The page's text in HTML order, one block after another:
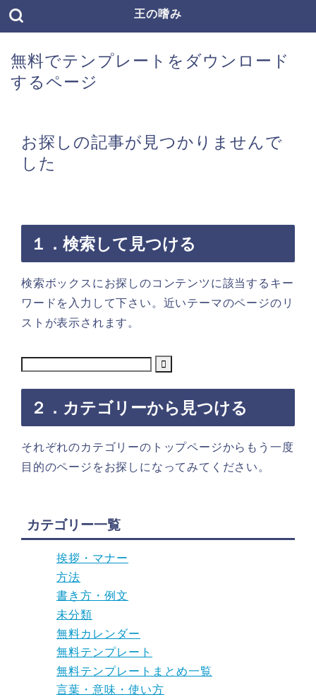
王の嗜み
無料でテンプレートをダウンロード
するページ
お探しの記事が見つかりませんで
した
１．検索して見つける
検索ボックスにお探しのコンテンツに該当するキー
ワードを入力して下さい。近いテーマのページのリ
ストが表示されます。
２．カテゴリーから見つける
それぞれのカテゴリーのトップページからもう一度
目的のページをお探しになってみてください。
カテゴリー一覧
挨拶・マナー
方法
書き方・例文
未分類
無料カレンダー
無料テンプレート
無料テンプレートまとめ一覧
言葉・意味・使い方